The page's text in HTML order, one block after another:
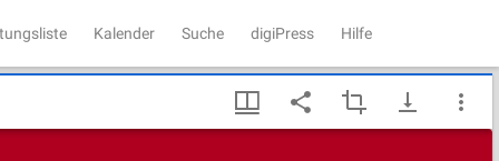
Kalender Suche digiPress Hilfe